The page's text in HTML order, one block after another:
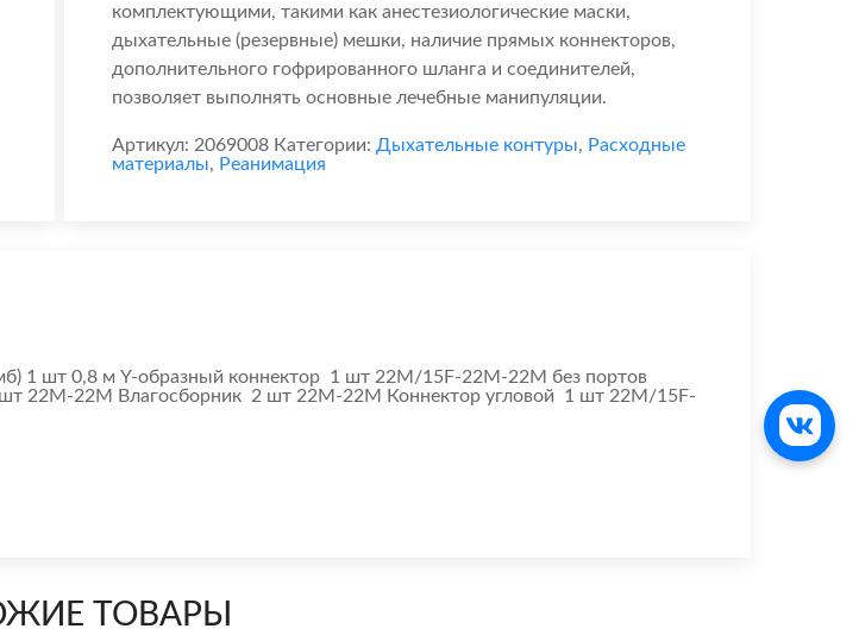
комплектующими, такими как анестезиологические маски,
дыхательные (резервные) мешки, наличие прямых коннекторов,
дополнительного гофрированного шланга и соединителей,
позволяет выполнять основные лечебные манипуляции.
Артикул: 2069008 Категории: Дыхательные контуры, Расходные
материалы, Реанимация
1 шт 0,8 м Y-образный коннектор 1 шт 22М/15F-22М-22М без портов
шт 22М-22М Влагосборник 2 шт 22М-22М Коннектор угловой 1 шт 22М/15F-
ТОВАРЫ